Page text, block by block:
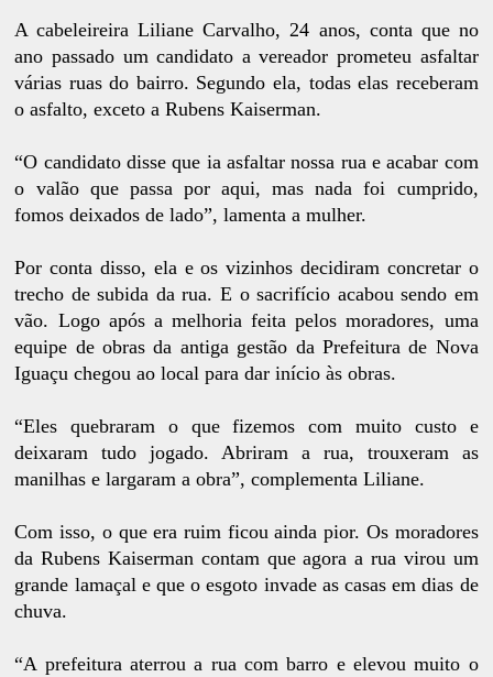
A cabeleireira Liliane Carvalho, 24 anos, conta que no
ano passado um candidato a vereador prometeu asfaltar
várias ruas do bairro. Segundo ela, todas elas receberam
o asfalto, exceto a Rubens Kaiserman.
“O candidato disse que ia asfaltar nossa rua e acabar com
o valão que passa por aqui, mas nada foi cumprido,
fomos deixados de lado”, lamenta a mulher.
Por conta disso, ela e os vizinhos decidiram concretar o
trecho de subida da rua. E o sacrifício acabou sendo em
vão. Logo após a melhoria feita pelos moradores, uma
equipe de obras da antiga gestão da Prefeitura de Nova
Iguaçu chegou ao local para dar início às obras.
“Eles quebraram o que fizemos com muito custo e
deixaram tudo jogado. Abriram a rua, trouxeram as
manilhas e largaram a obra”, complementa Liliane.
Com isso, o que era ruim ficou ainda pior. Os moradores
da Rubens Kaiserman contam que agora a rua virou um
grande lamaçal e que o esgoto invade as casas em dias de
chuva.
“A prefeitura aterrou a rua com barro e elevou muito o